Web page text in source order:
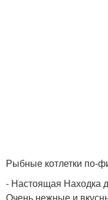
Рыбные котлетки по-
- Настоящая Находка